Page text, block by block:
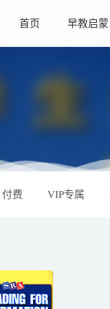
首页 早教启蒙
付费 VIP专属